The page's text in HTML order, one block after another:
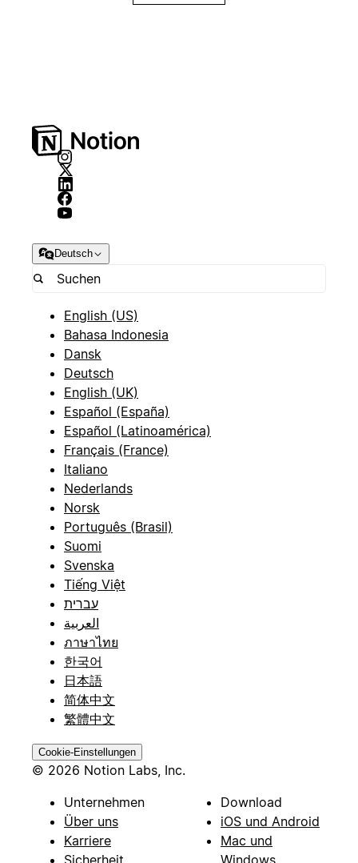
Deutsch
English (US)
Bahasa Indonesia
Dansk
Deutsch
English (UK)
Español (España)
Español (Latinoamérica)
Français (France)
Italiano
Nederlands
Norsk
Português (Brasil)
Suomi
Svenska
Tiếng Việt
עברית
العربية
ภาษาไทย
한국어
日本語
简体中文
繁體中文
Cookie-Einstellungen
© 2026 Notion Labs, Inc.
Unternehmen
Über uns
Karriere
Download
iOS und Android
Mac und